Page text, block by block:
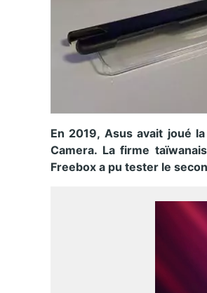
En 2019, Asus avait joué
Camera. La firme
Freebox a pu tester le